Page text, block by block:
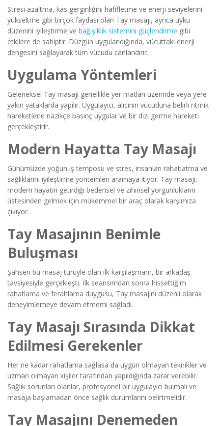
Stresi azaltma, kas gerginliğini hafifletme ve enerji seviyelerini
yükseltme gibi birçok faydası olan Tay masajı, ayrıca uyku
düzenini iyileştirme ve bağışıklık sistemini güçlendirme gibi
etkilere de sahiptir. Düzgün uygulandığında, vücuttaki enerji
dengesini sağlayarak tüm vücudu canlandırır.
Uygulama Yöntemleri
Geleneksel Tay masajı genellikle yer matları üzerinde veya yere
yakın yataklarda yapılır. Uygulayıcı, alıcının vücuduna belirli ritmik
hareketlerle nazikçe basınç uygular ve bir dizi germe hareketi
gerçekleştirir.
Modern Hayatta Tay Masajı
Günümüzde yoğun iş temposu ve stres, insanları rahatlatma ve
sağlıklarını iyileştirme yöntemleri aramaya itiyor. Tay masajı,
modern hayatın getirdiği bedensel ve zihinsel yorgunlukların
üstesinden gelmek için mükemmel bir araç olarak karşımıza
çıkıyor.
Tay Masajının Benimle
Buluşması
Şahsen bu masaj türüyle olan ilk karşılaşmam, bir arkadaş
tavsiyesiyle gerçekleşti. İlk seansımdan sonra hissettiğim
rahatlama ve ferahlama duygusu, Tay masajını düzenli olarak
deneyimlemeye devam etmemi sağladı.
Tay Masajı Sırasında Dikkat
Edilmesi Gerekenler
Her ne kadar rahatlama sağlasa da uygun olmayan teknikler ve
uzman olmayan kişiler tarafından yapıldığında zarar verebilir.
Sağlık sorunları olanlar, profesyonel bir uygulayıcı bulmalı ve
masaja başlamadan önce sağlık durumlarını belirtmelidir.
Tay Masajını Denemeden